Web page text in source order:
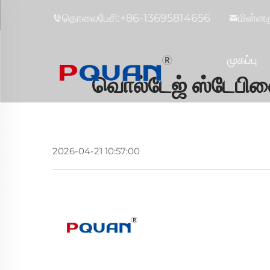
தொலைபேசி:+86-13695814656
முகப்பு
வொல்டேஜ்
2026-04-21 10:57:00